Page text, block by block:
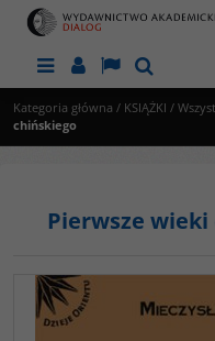
MenuPanelLangSzukaj
Kategoria główna / KSIĄŻKI /
chińskiego
Pierwsze